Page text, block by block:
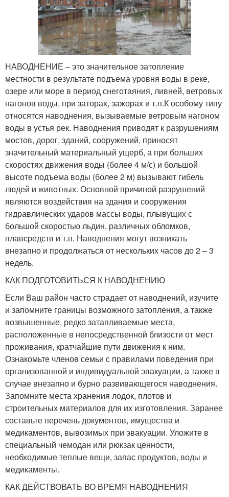
НАВОДНЕНИЕ – это значительное затопление
местности в результате подъема уровня воды в реке,
озере или море в период снеготаяния, ливней, ветровых
нагонов воды, при заторах, зажорах и т.п.К особому типу
относятся наводнения, вызываемые ветровым нагоном
воды в устья рек. Наводнения приводят к разрушениям
мостов, дорог, зданий, сооружений, приносят
значительный материальный ущерб, а при больших
скоростях движения воды (более 4 м/с) и большой
высоте подъема воды (более 2 м) вызывают гибель
людей и животных. Основной причиной разрушений
являются воздействия на здания и сооружения
гидравлических ударов массы воды, плывущих с
большой скоростью льдин, различных обломков,
плавсредств и т.п. Наводнения могут возникать
внезапно и продолжаться от нескольких часов до 2 – 3
недель.
КАК ПОДГОТОВИТЬСЯ К НАВОДНЕНИЮ
Если Ваш район часто страдает от наводнений, изучите
и запомните границы возможного затопления, а также
возвышенные, редко затапливаемые места,
расположенные в непосредственной близости от мест
проживания, кратчайшие пути движения к ним.
Ознакомьте членов семьи с правилами поведения при
организованной и индивидуальной эвакуации, а также в
случае внезапно и бурно развивающегося наводнения.
Запомните места хранения лодок, плотов и
строительных материалов для их изготовления. Заранее
составьте перечень документов, имущества и
медикаментов, вывозимых при эвакуации. Уложите в
специальный чемодан или рюкзак ценности,
необходимые теплые вещи, запас продуктов, воды и
медикаменты.
КАК ДЕЙСТВОВАТЬ ВО ВРЕМЯ НАВОДНЕНИЯ